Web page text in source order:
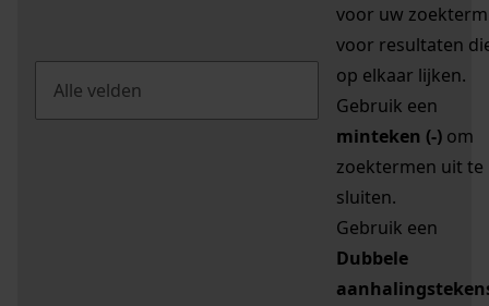
voor uw zoekterm
voor resultaten
op elkaar lijken.
Gebruik een
minteken (-) om
zoektermen uit te
sluiten.
Gebruik een
Dubbele